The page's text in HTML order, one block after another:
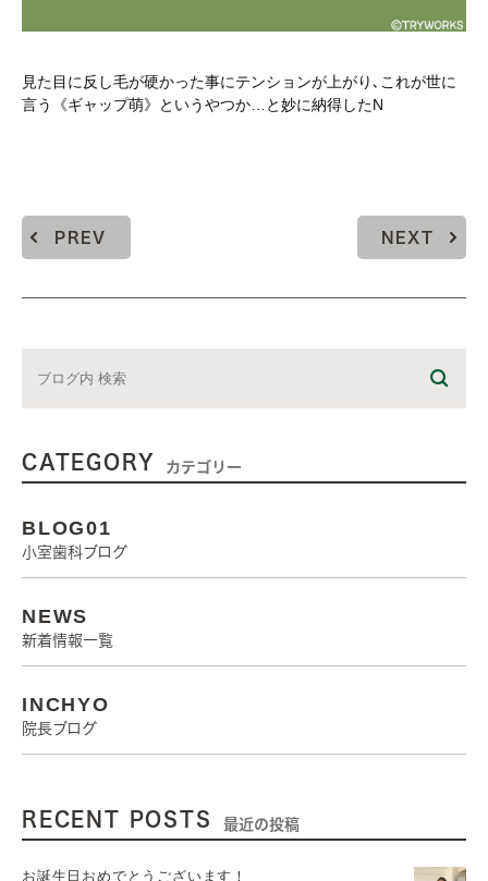
見た目に反し毛が硬かった事にテンションが上がり､これが世に
言う《ギャップ萌》というやつか…と妙に納得したN
PREV NEXT
CATEGORY カテゴリー
BLOG01
小室歯科ブログ
NEWS
新着情報一覧
INCHYO
院長ブログ
RECENT POSTS 最近の投稿
お誕生日おめでとうございます！